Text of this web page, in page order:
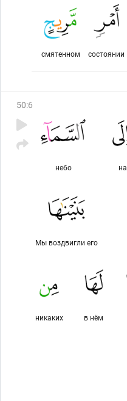
состоянии
смятенном
50:6
на
небо
Мы воздвигли его
в нём
никаких